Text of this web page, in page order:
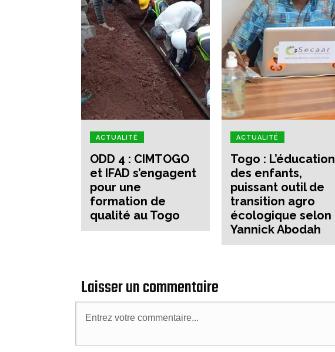
ACTUALITÉ
ODD 4 : CIMTOGO
et IFAD s’engagent
pour une
formation de
qualité au Togo
ACTUALITÉ
Togo : L’éducation
des enfants,
puissant outil de
transition agro
écologique selon
Yannick Abodah
Laisser un commentaire